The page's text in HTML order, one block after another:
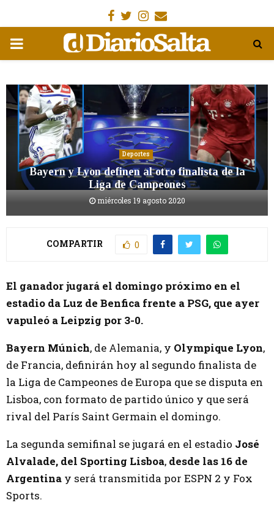
Facebook
Gorjeo
Instagram
Email
MENÚ
Deportes
Bayern y Lyon definen al otro finalista de la
Liga de Campeones
miércoles 19 agosto 2020
COMPARTIR 0
El ganador jugará el domingo próximo en el
estadio da Luz de Benfica frente a PSG, que ayer
vapuleó a Leipzig por 3-0.
Bayern Múnich, de Alemania, y Olympique Lyon,
de Francia, definirán hoy al segundo finalista de
la Liga de Campeones de Europa que se disputa en
Lisboa, con formato de partido único y que será
rival del París Saint Germain el domingo.
La segunda semifinal se jugará en el estadio José
Alvalade, del Sporting Lisboa, desde las 16 de
Argentina y será transmitida por ESPN 2 y Fox
Sports.